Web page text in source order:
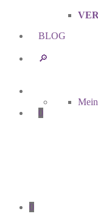
BLOG
🔎︎
0
0